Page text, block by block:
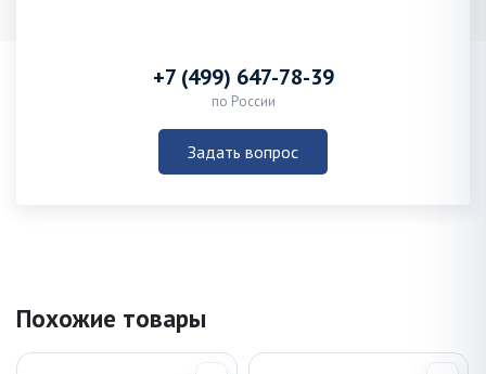
+7 (499) 647-78-39
по России
Задать вопрос
Похожие товары